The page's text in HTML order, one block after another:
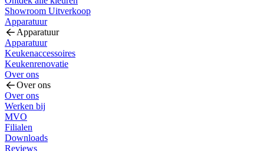
Showroom Uitverkoop
Apparatuur
Apparatuur
Apparatuur
Keukenaccessoires
Keukenrenovatie
Over ons
Over ons
Over ons
Werken bij
MVO
Filialen
Downloads
Reviews